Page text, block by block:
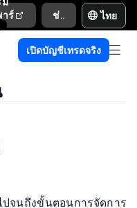
าร์
ช่วยเหลือและสนับสนุน ไทย
เปิดบัญชีเทรดจริง
จนถึงขั้นตอนการจัดการ